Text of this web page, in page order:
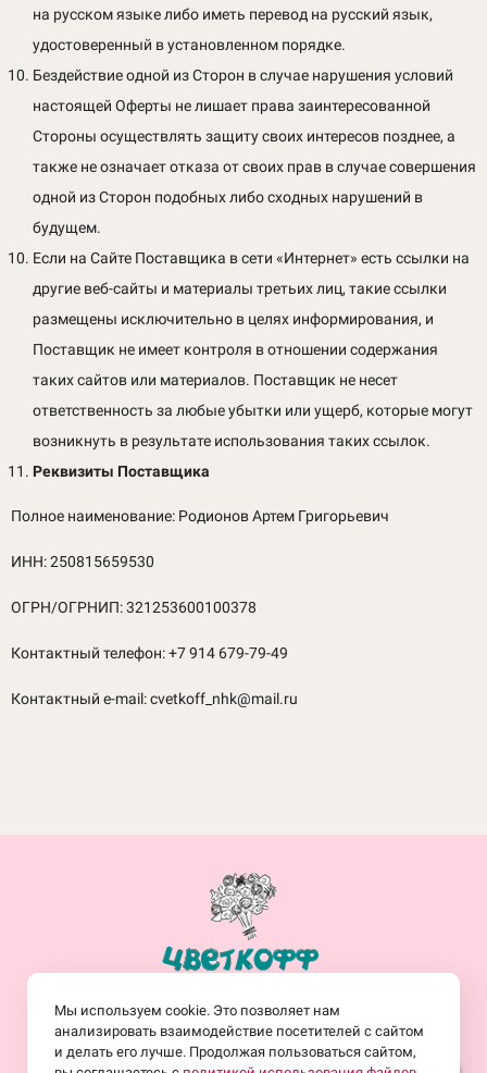
на русском языке либо иметь перевод на русский язык,
удостоверенный в установленном порядке.
Бездействие одной из Сторон в случае нарушения условий
настоящей Оферты не лишает права заинтересованной
Стороны осуществлять защиту своих интересов позднее, а
также не означает отказа от своих прав в случае совершения
одной из Сторон подобных либо сходных нарушений в
будущем.
Если на Сайте Поставщика в сети «Интернет» есть ссылки на
другие веб-сайты и материалы третьих лиц, такие ссылки
размещены исключительно в целях информирования, и
Поставщик не имеет контроля в отношении содержания
таких сайтов или материалов. Поставщик не несет
ответственность за любые убытки или ущерб, которые могут
возникнуть в результате использования таких ссылок.
Реквизиты Поставщика
Полное наименование: Родионов Артем Григорьевич
ИНН: 250815659530
ОГРН/ОГРНИП: 321253600100378
Контактный телефон: +7 914 679-79-49
Контактный e-mail: cvetkoff_nhk@mail.ru
Заказать обратный звонок
Мы используем cookie. Это позволяет нам
анализировать взаимодействие посетителей с сайтом
и делать его лучше. Продолжая пользоваться сайтом,